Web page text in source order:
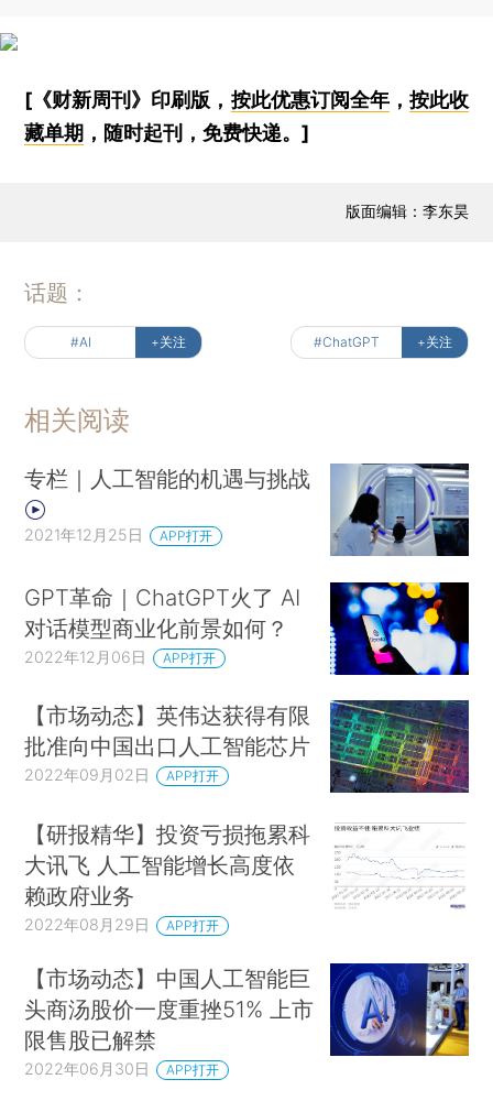
[《财新周刊》印刷版， 按此优惠订阅全年， 按此收
藏单期 ，随时起刊，免费快递。]
版面编辑：李东昊
话题：
#AI +关注 #ChatGPT +关注
相关阅读
专栏｜人工智能的机遇与挑战
2021年12月25日 APP打开
GPT革命｜ChatGPT火了 AI
对话模型商业化前景如何？
2022年12月06日 APP打开
【市场动态】英伟达获得有限
批准向中国出口人工智能芯片
2022年09月02日 APP打开
【研报精华】投资亏损拖累科
大讯飞 人工智能增长高度依
赖政府业务
2022年08月29日 APP打开
【市场动态】中国人工智能巨
头商汤股价一度重挫51% 上市
限售股已解禁
2022年06月30日 APP打开